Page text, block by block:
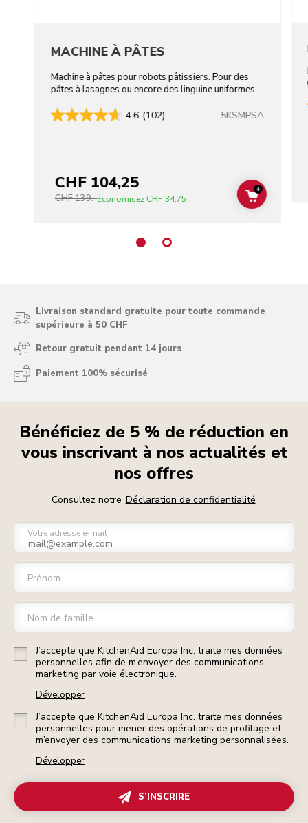
MACHINE À PÂTES
Machine à pâtes pour robots pâtissiers. Pour des
pâtes à lasagnes ou encore des linguine uniformes.
4.6 (102) 5KSMPSA
CHF 104,25
CHF 139.-ÉconomisezCHF 34,75 ADD TO
+
Livraison standard gratuite pour toute commande
supérieure à 50 CHF
Retour gratuit pendant 14 jours
Paiement 100% sécurisé
Bénéficiez de 5 % de réduction en
vous inscrivant à nos actualités et
nos offres
Consultez notre Déclaration de confidentialité
Votre adresse e-mail
Prénom
Nom de famille
J’accepte que KitchenAid Europa Inc. traite mes données
personnelles afin de m’envoyer des communications
marketing par voie électronique.
Développer
J’accepte que KitchenAid Europa Inc. traite mes données
personnelles pour mener des opérations de profilage et
m’envoyer des communications marketing personnalisées.
Développer
S’INSCRIRE